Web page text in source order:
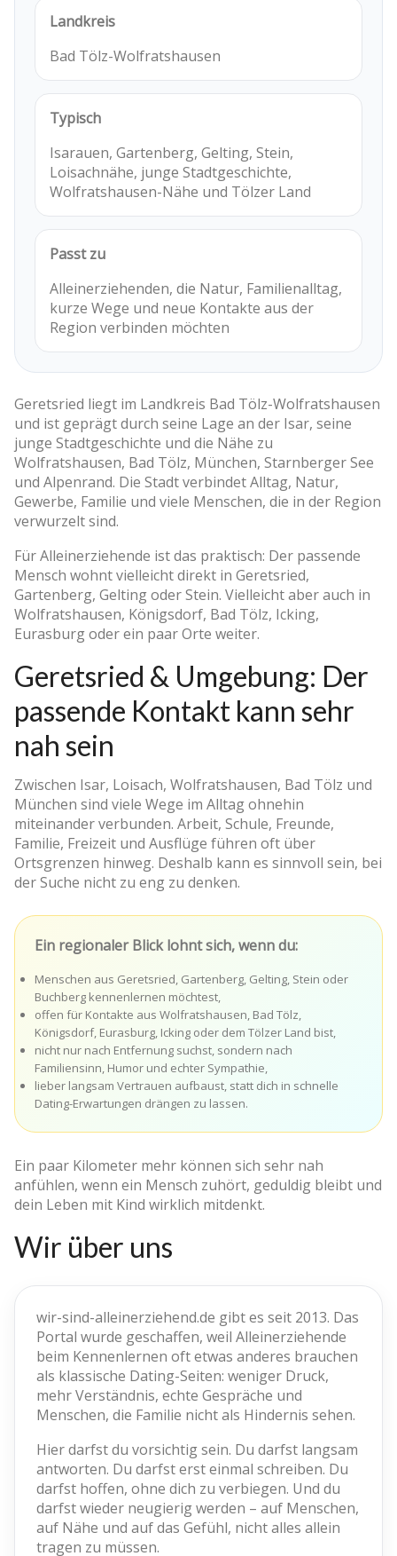
Landkreis
Bad Tölz-Wolfratshausen
Typisch
Isarauen, Gartenberg, Gelting, Stein,
Loisachnähe, junge Stadtgeschichte,
Wolfratshausen-Nähe und Tölzer Land
Passt zu
Alleinerziehenden, die Natur, Familienalltag,
kurze Wege und neue Kontakte aus der
Region verbinden möchten
Geretsried liegt im Landkreis Bad Tölz-Wolfratshausen
und ist geprägt durch seine Lage an der Isar, seine
junge Stadtgeschichte und die Nähe zu
Wolfratshausen, Bad Tölz, München, Starnberger See
und Alpenrand. Die Stadt verbindet Alltag, Natur,
Gewerbe, Familie und viele Menschen, die in der Region
verwurzelt sind.
Für Alleinerziehende ist das praktisch: Der passende
Mensch wohnt vielleicht direkt in Geretsried,
Gartenberg, Gelting oder Stein. Vielleicht aber auch in
Wolfratshausen, Königsdorf, Bad Tölz, Icking,
Eurasburg oder ein paar Orte weiter.
Geretsried & Umgebung: Der
passende Kontakt kann sehr
nah sein
Zwischen Isar, Loisach, Wolfratshausen, Bad Tölz und
München sind viele Wege im Alltag ohnehin
miteinander verbunden. Arbeit, Schule, Freunde,
Familie, Freizeit und Ausflüge führen oft über
Ortsgrenzen hinweg. Deshalb kann es sinnvoll sein, bei
der Suche nicht zu eng zu denken.
Ein regionaler Blick lohnt sich, wenn du:
Menschen aus Geretsried, Gartenberg, Gelting, Stein oder
Buchberg kennenlernen möchtest,
offen für Kontakte aus Wolfratshausen, Bad Tölz,
Königsdorf, Eurasburg, Icking oder dem Tölzer Land bist,
nicht nur nach Entfernung suchst, sondern nach
Familiensinn, Humor und echter Sympathie,
lieber langsam Vertrauen aufbaust, statt dich in schnelle
Dating-Erwartungen drängen zu lassen.
Ein paar Kilometer mehr können sich sehr nah
anfühlen, wenn ein Mensch zuhört, geduldig bleibt und
dein Leben mit Kind wirklich mitdenkt.
Wir über uns
wir-sind-alleinerziehend.de gibt es seit 2013. Das
Portal wurde geschaffen, weil Alleinerziehende
beim Kennenlernen oft etwas anderes brauchen
als klassische Dating-Seiten: weniger Druck,
mehr Verständnis, echte Gespräche und
Menschen, die Familie nicht als Hindernis sehen.
Hier darfst du vorsichtig sein. Du darfst langsam
antworten. Du darfst erst einmal schreiben. Du
darfst hoffen, ohne dich zu verbiegen. Und du
darfst wieder neugierig werden – auf Menschen,
auf Nähe und auf das Gefühl, nicht alles allein
tragen zu müssen.